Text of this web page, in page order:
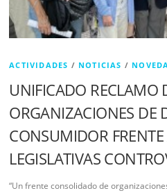
ACTIVIDADES / NOTICIAS /
UNIFICADO RECLAMO
ORGANIZACIONES DE
CONSUMIDOR
LEGISLATIVAS
“Un frente consolidado de